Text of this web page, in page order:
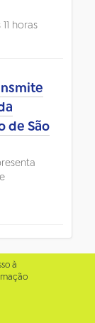
horas
de São
à